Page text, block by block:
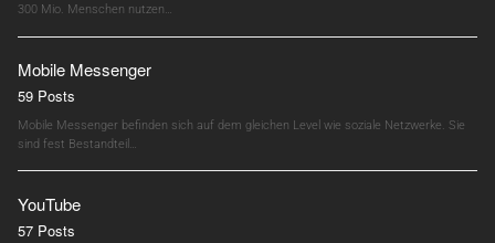
300 Mio. Menschen nutzen…
Mobile Messenger
59 Posts
Mobile Messenger befinden sich auf dem gleichen Level wie soziale Netzwerke. Sie
sind fest Bestandteil…
YouTube
57 Posts